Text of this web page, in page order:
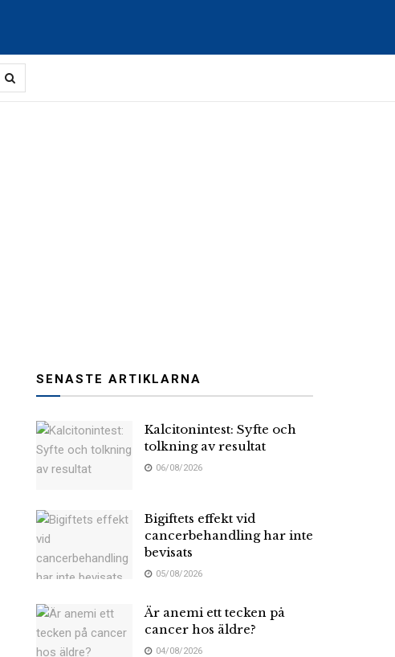
SENASTE ARTIKLARNA
Kalcitonintest: Syfte och
tolkning av resultat
06/08/2026
Bigiftets effekt vid
cancerbehandling har inte
bevisats
05/08/2026
Är anemi ett tecken på
cancer hos äldre?
04/08/2026